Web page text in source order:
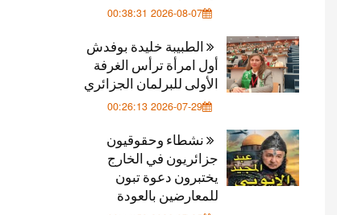
2026-08-07 00:38:31
الطبيبة خليدة بوفدش
أول امرأة ترأس الغرفة
الأولى للبرلمان الجزائري
2026-07-29 00:26:13
نشطاء وحقوقيون
جزائريون في الخارج
يختبرون دعوة تبون
للمعارضين بالعودة